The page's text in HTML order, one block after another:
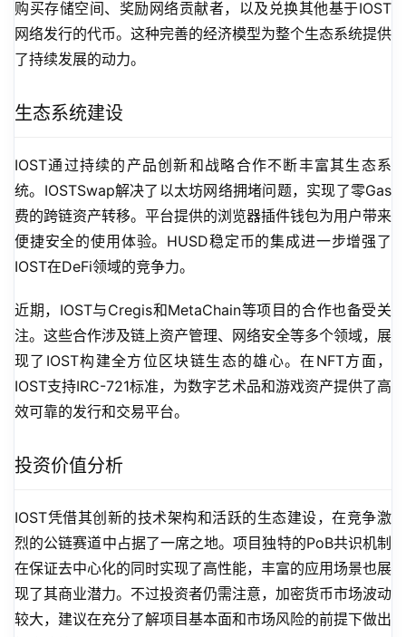
购买存储空间、奖励网络贡献者，以及兑换其他基于IOST
网络发行的代币。这种完善的经济模型为整个生态系统提供
了持续发展的动力。
生态系统建设
IOST通过持续的产品创新和战略合作不断丰富其生态系
统。IOSTSwap解决了以太坊网络拥堵问题，实现了零Gas
费的跨链资产转移。平台提供的浏览器插件钱包为用户带来
便捷安全的使用体验。HUSD稳定币的集成进一步增强了
IOST在DeFi领域的竞争力。
近期，IOST与Cregis和MetaChain等项目的合作也备受关
注。这些合作涉及链上资产管理、网络安全等多个领域，展
现了IOST构建全方位区块链生态的雄心。在NFT方面，
IOST支持IRC-721标准，为数字艺术品和游戏资产提供了高
效可靠的发行和交易平台。
投资价值分析
IOST凭借其创新的技术架构和活跃的生态建设，在竞争激
烈的公链赛道中占据了一席之地。项目独特的PoB共识机制
在保证去中心化的同时实现了高性能，丰富的应用场景也展
现了其商业潜力。不过投资者仍需注意，加密货币市场波动
较大，建议在充分了解项目基本面和市场风险的前提下做出